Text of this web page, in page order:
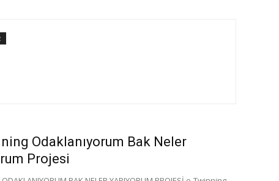
Odaklanıyorum Bak Neler
Projesi